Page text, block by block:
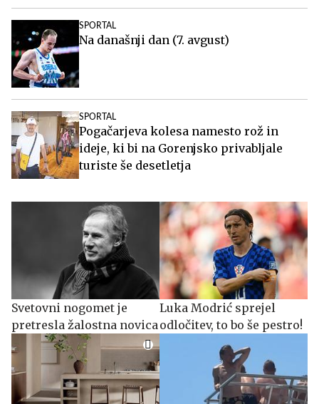
SPORTAL
Na današnji dan (7. avgust)
SPORTAL
Pogačarjeva kolesa namesto rož in
ideje, ki bi na Gorenjsko privabljale
turiste še desetletja
Svetovni nogomet je
pretresla žalostna novica
Luka Modrić sprejel
odločitev, to bo še pestro!